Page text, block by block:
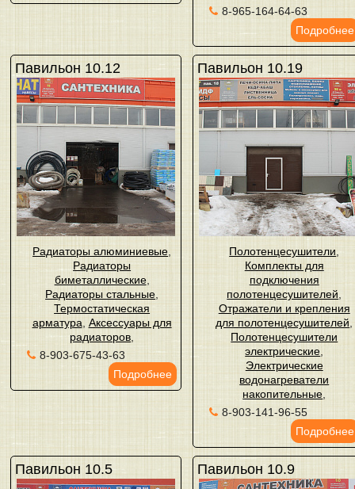
8-965-164-64-63
Подробнее
Павильон 10.12
Радиаторы алюминиевые
Радиаторы
биметаллические,
Радиаторы стальные
Термостатическая
арматура Аксессуары для
радиаторов
8-903-675-43-63
Подробнее
Павильон 10.19
Полотенцесушители
Комплекты для
подключения
полотенцесушителей
Отражатели и крепления
для полотенцесушителей
Полотенцесушители
электрические
Электрические
водонагреватели
накопительные
8-903-141-96-55
Подробнее
Павильон 10.5 Павильон 10.9